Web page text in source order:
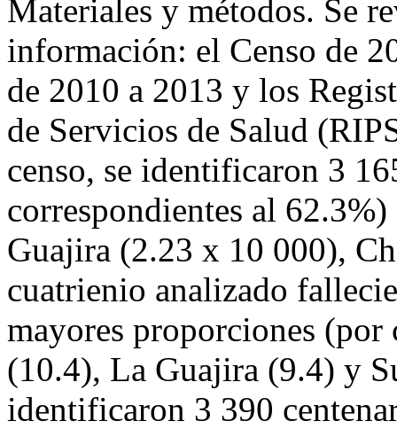
Materiales y métodos. Se
información: el Censo de
de 2010 a 2013 y los
de Servicios de Salud
censo, se identificaron 3
correspondientes al 62.3%)
Guajira (2.23 x 10 000),
cuatrienio analizado
mayores proporciones
(10.4), La Guajira (9.4) y
identificaron 3 390